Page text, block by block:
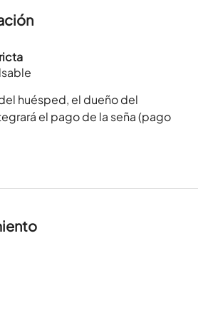
huésped, el dueño del
el pago de la seña (pago